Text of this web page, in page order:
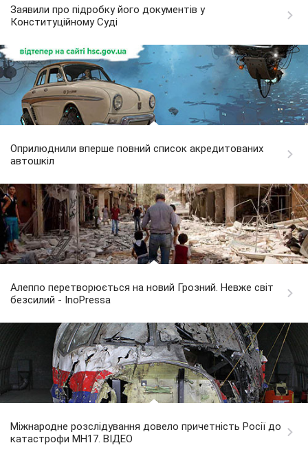
Заявили про підробку його документів у
Конституційному Суді
Оприлюднили вперше повний список акредитованих
автошкіл
Алеппо перетворюється на новий Грозний. Невже світ
безсилий - InoPressa
Міжнародне розслідування довело причетність Росії до
катастрофи MH17. ВІДЕО